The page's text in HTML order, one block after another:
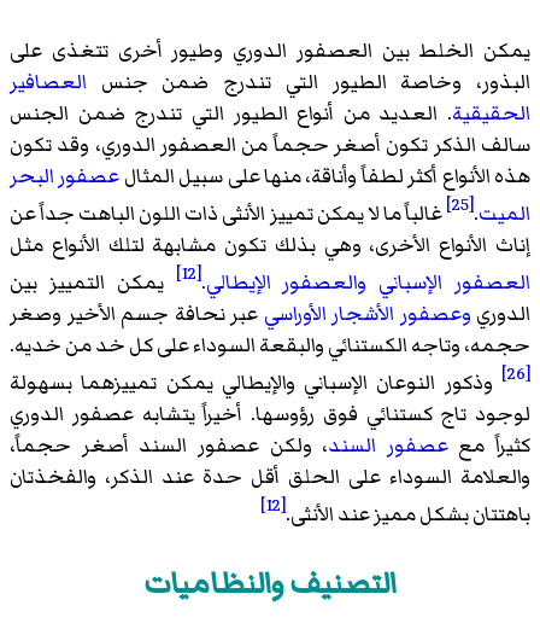
يمكن الخلط بين العصفور الدوري وطيور أخرى تتغذى على
البذور، وخاصة الطيور التي تندرج ضمن جنس العصافير
الحقيقية. العديد من أنواع الطيور التي تندرج ضمن الجنس
سالف الذكر تكون أصغر حجماً من العصفور الدوري، وقد تكون
هذه الأنواع أكثر لطفاً وأناقة، منها على سبيل المثالعصفور البحر
الميت.
[25]
غالباً ما لا يمكن تمييز الأنثى ذات اللون الباهت جداً عن
إناث الأنواع الأخرى، وهي بذلك تكون مشابهة لتلك الأنواع مثل
العصفور الإسباني والعصفور الإيطالي.
[12]
يمكن التمييز بين
الدوري وعصفور الأشجار الأوراسي عبر نحافة جسم الأخير وصغر
حجمه، وتاجه الكستنائي والبقعة السوداء على كل خد من خديه.
[26]
وذكور النوعان الإسباني والإيطالي يمكن تمييزهما بسهولة
لوجود تاج كستنائي فوق رؤوسها. أخيراً يتشابه عصفور الدوري
كثيراً مععصفور السند، ولكن عصفور السند أصغر حجماً،
والعلامة السوداء على الحلق أقل حدة عند الذكر، والفخذتان
باهتتان بشكل مميز عند الأنثى.[12]
التصنيف والنظاميات